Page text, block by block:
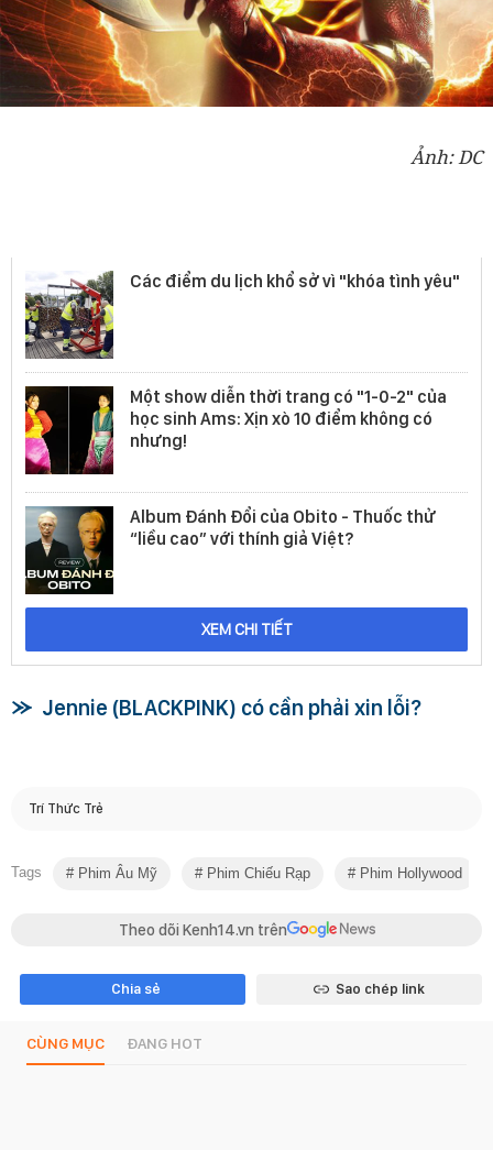
Ảnh: DC
Các điểm du lịch khổ sở vì "khóa tình yêu"
Một show diễn thời trang có "1-0-2" của
học sinh Ams: Xịn xò 10 điểm không có
nhưng!
Album Đánh Đổi của Obito - Thuốc thử
“liều cao” với thính giả Việt?
XEM CHI TIẾT
Jennie (BLACKPINK) có cần phải xin lỗi?
Trí Thức Trẻ
Tags Phim Âu Mỹ Phim Chiếu Rạp Phim Hollywood
Theo dõi Kenh14.vn trên
Chia sẻ Sao chép link
CÙNG MỤC ĐANG HOT